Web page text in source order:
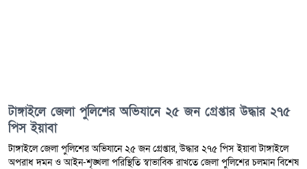
টাঙ্গাইলে জেলা পুলিশের অভিযানে ২৫ জন গ্রেপ্তার উদ্ধার ২৭৫
পিস ইয়াবা
টাঙ্গাইলে জেলা পুলিশের অভিযানে ২৫ জন গ্রেপ্তার, উদ্ধার ২৭৫ পিস ইয়াবা টাঙ্গাইলে
অপরাধ দমন ও আইন-শৃঙ্খলা পরিস্থিতি স্বাভাবিক রাখতে জেলা পুলিশের চলমান বিশেষ